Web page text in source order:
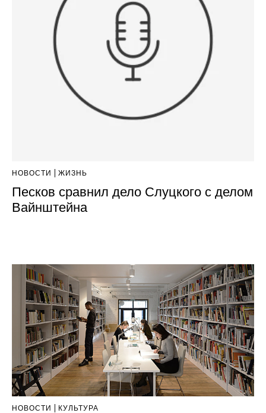
НОВОСТИ ЖИЗНЬ
Песков сравнил дело Слуцкого с делом
Вайнштейна
НОВОСТИ КУЛЬТУРА